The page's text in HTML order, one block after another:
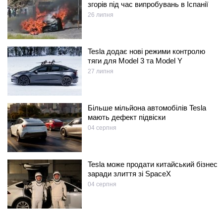
згорів під час випробувань в Іспанії
26 липня
Tesla додає нові режими контролю
тяги для Model 3 та Model Y
27 липня
Більше мільйона автомобілів Tesla
мають дефект підвіски
04 серпня
Tesla може продати китайський бізнес
заради злиття зі SpaceX
04 серпня